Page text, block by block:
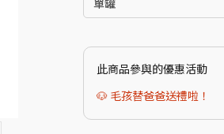
此商品參與的優惠活動
🐶 毛孩替爸爸送禮啦！